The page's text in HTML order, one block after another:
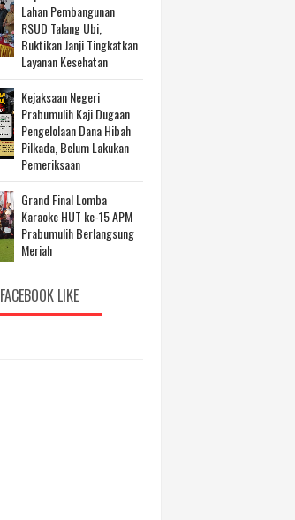
Lahan Pembangunan
RSUD Talang Ubi,
Buktikan Janji Tingkatkan
Layanan Kesehatan
Kejaksaan Negeri
Prabumulih Kaji Dugaan
Pengelolaan Dana Hibah
Pilkada, Belum Lakukan
Pemeriksaan
Grand Final Lomba
Karaoke HUT ke-15 APM
Prabumulih Berlangsung
Meriah
FACEBOOK LIKE